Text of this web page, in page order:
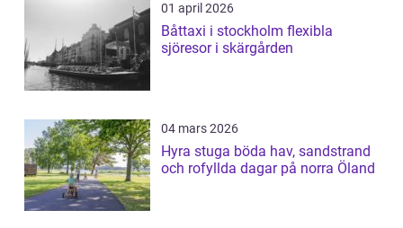
01 april 2026
Båttaxi i stockholm flexibla
sjöresor i skärgården
04 mars 2026
Hyra stuga böda hav, sandstrand
och rofyllda dagar på norra Öland